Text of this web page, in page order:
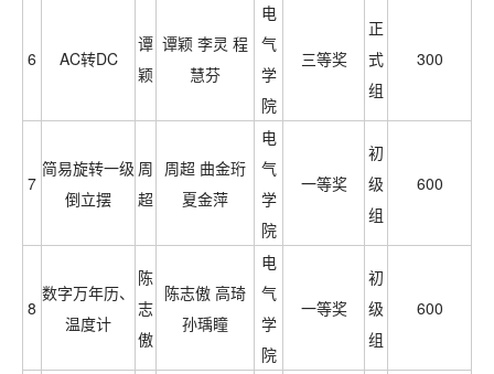
6 AC转DC
谭
颖
谭颖 李灵 程
慧芬
电
气
学
院
三等奖
正
式
组
300
7
简易旋转一级
倒立摆
周
超
周超 曲金珩
夏金萍
电
气
学
院
一等奖
初
级
组
600
8
数字万年历、
温度计
陈
志
傲
陈志傲 高琦
孙瑀瞳
电
气
学
院
一等奖
初
级
组
600